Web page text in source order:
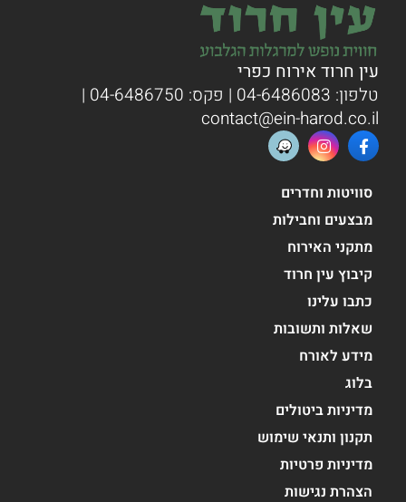
עין חרוד אירוח כפרי
טלפון: 04-6486083 | פקס: 04-6486750 |
contact@ein-harod.co.il
סוויטות וחדרים
מבצעים וחבילות
מתקני האירוח
קיבוץ עין חרוד
כתבו עלינו
שאלות ותשובות
מידע לאורח
בלוג
מדיניות ביטולים
תקנון ותנאי שימוש
מדיניות פרטיות
הצהרת נגישות